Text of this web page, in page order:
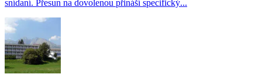
snídaní. Přesun na dovolenou přináší specifický...